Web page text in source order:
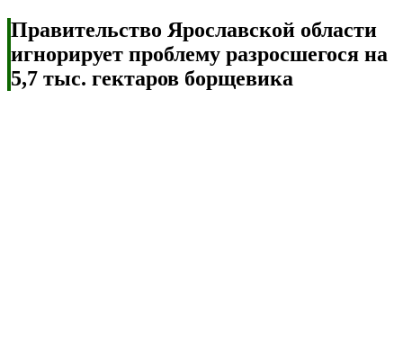
Правительство Ярославской области
игнорирует проблему разросшегося на
5,7 тыс. гектаров борщевика